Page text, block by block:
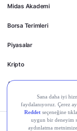
Midas Akademi
Borsa Terimleri
Piyasalar
Kripto
Ayrıcalıklar